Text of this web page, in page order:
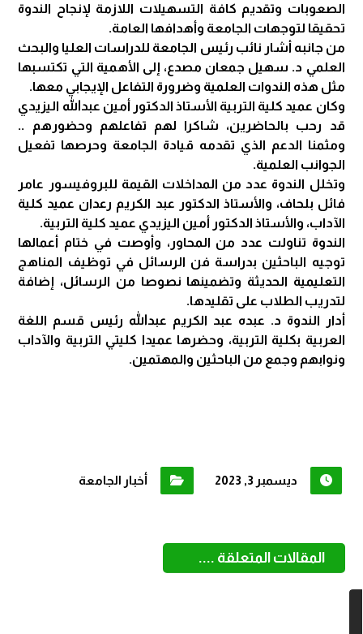
الصعوبات وتقديم كافة التسهيلات اللازمة لإنجاح الندوة
تحقيقا لتوجهات الجامعة وأهدافها العامة.
من جانبه أشار نائب رئيس الجامعة للدراسات العليا والبحث
العلمي د. سهيل جمعان مصدع، إلى الأهمية التي تكتسبها
مثل هذه الندوات العلمية وضرورة التفاعل الإيجابي معها.
وكان عميد كلية التربية الأستاذ الدكتور أمين عبدالله اليزيدي
قد رحب بالحاضرين، شاكرا لهم تفاعلهم وحضورهم ..
ومثمنا الدعم الذي تقدمه قيادة الجامعة وحرصها تفعيل
الجوانب العلمية.
وتخلل الندوة عدد من المداخلات القيمة للبروفيسور عامر
فائل بلحاف، والأستاذ الدكتور عبد الكريم رعدان عميد كلية
الآداب، والأستاذ الدكتور أمين اليزيدي عميد كلية التربية.
الندوة تناولت عدد من المحاور، وأوصت في ختام أعمالها
توجيه الباحثين بدراسة فن الرسائل في توظيف المناهج
التعليمية الحديثة وتضمينها نصوصا من الرسائل، إضافة
لتدريب الطلاب على تقليدها.
أدار الندوة د. عبده عبد الكريم عبدالله رئيس قسم اللغة
العربية بكلية التربية، وحضرها عميدا كليتي التربية والآداب
ونوابهم وجمع من الباحثين والمهتمين.
ديسمبر 3, 2023 أخبار الجامعة
المقالات المتعلقة ....